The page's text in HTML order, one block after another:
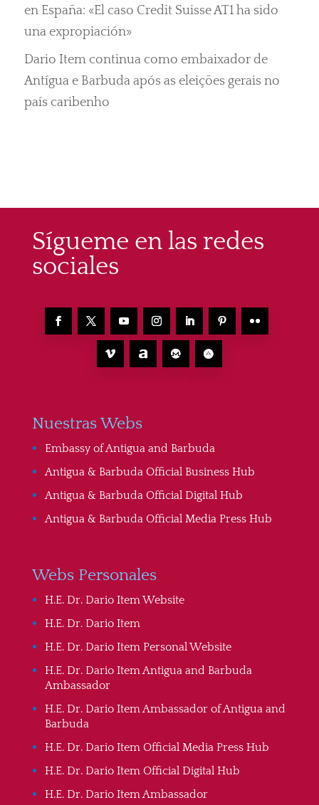
en España: «El caso Credit Suisse AT1 ha sido
una expropiación»
Dario Item continua como embaixador de
Antígua e Barbuda após as eleições gerais no
país caribenho
Sígueme en las redes
sociales
Nuestras Webs
Embassy of Antigua and Barbuda
Antigua & Barbuda Official Business Hub
Antigua & Barbuda Official Digital Hub
Antigua & Barbuda Official Media Press Hub
Webs Personales
H.E. Dr. Dario Item Website
H.E. Dr. Dario Item
H.E. Dr. Dario Item Personal Website
H.E. Dr. Dario Item Antigua and Barbuda
Ambassador
H.E. Dr. Dario Item Ambassador of Antigua and
Barbuda
H.E. Dr. Dario Item Official Media Press Hub
H.E. Dr. Dario Item Official Digital Hub
H.E. Dr. Dario Item Ambassador